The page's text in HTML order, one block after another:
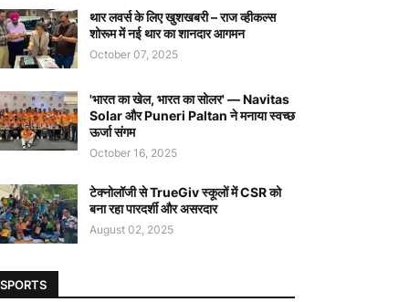
थार लवर्स के लिए खुशखबरी – राज व्हीकल्स
शोरूम में नई थार का शानदार आगमन
October 07, 2025
'भारत का खेल, भारत का सोलर' — Navitas
Solar और Puneri Paltan ने मनाया स्वच्छ
ऊर्जा संगम
October 16, 2025
टेक्नोलॉजी से TrueGiv स्कूलों में CSR को
बना रहा पारदर्शी और असरदार
August 02, 2025
SPORTS